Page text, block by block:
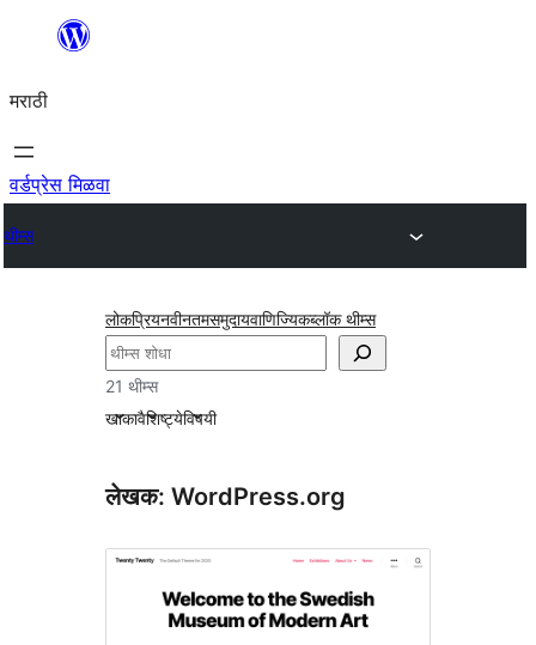
सामुग्रीवर
मराठी
वर्डप्रेस मिळवा
थीम्स
लोकप्रियनवीनतमसमुदायवाणिज्यिकब्लॉक थीम्स
शोधा
21 थीम्स
खाकावैशिष्ट्येविषयी
लेखक: WordPress.org